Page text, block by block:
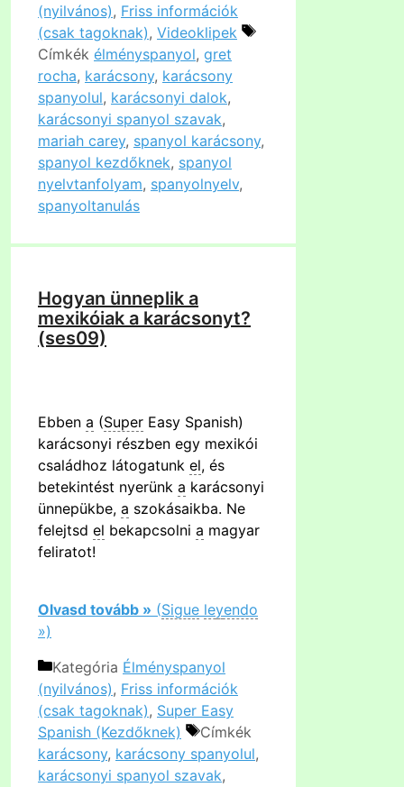
(nyilvános), Friss információk
(csak tagoknak), Videoklipek
Címkék élményspanyol, gret
rocha, karácsony, karácsony
spanyolul, karácsonyi dalok,
karácsonyi spanyol szavak,
mariah carey, spanyol karácsony,
spanyol kezdőknek, spanyol
nyelvtanfolyam, spanyolnyelv,
spanyoltanulás
Hogyan ünneplik a
mexikóiak a karácsonyt?
(ses09)
Ebben a (Super Easy Spanish)
karácsonyi részben egy mexikói
családhoz látogatunk el, és
betekintést nyerünk a karácsonyi
ünnepükbe, a szokásaikba. Ne
felejtsd el bekapcsolni a magyar
feliratot!
Olvasd tovább » (Sigue leyendo
»)
Kategória Élményspanyol
(nyilvános), Friss információk
(csak tagoknak), Super Easy
Spanish (Kezdőknek)
Címkék
karácsony, karácsony spanyolul,
karácsonyi spanyol szavak,